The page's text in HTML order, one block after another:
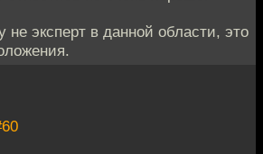
не эксперт в данной области, это